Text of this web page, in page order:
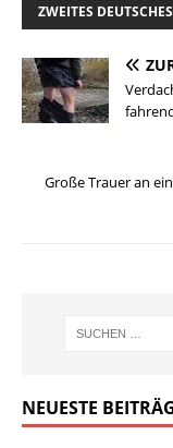
ZWEITES
Große Trauer an
NEUESTE